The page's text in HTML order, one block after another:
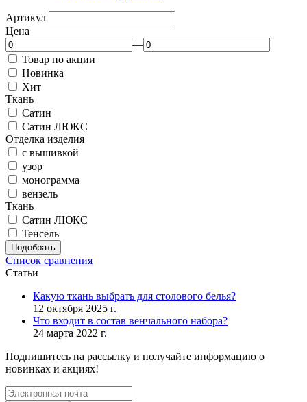
Артикул
Цена
—
Товар по акции
Новинка
Хит
Ткань
Сатин
Сатин ЛЮКС
Отделка изделия
с вышивкой
узор
монограмма
вензель
Ткань
Сатин ЛЮКС
Тенсель
Подобрать
Список сравнения
Статьи
Какую ткань выбрать для столового белья?
12 октября 2025 г.
Что входит в состав венчального набора?
24 марта 2022 г.
Подпишитесь на рассылку и получайте информацию о
новинках и акциях!